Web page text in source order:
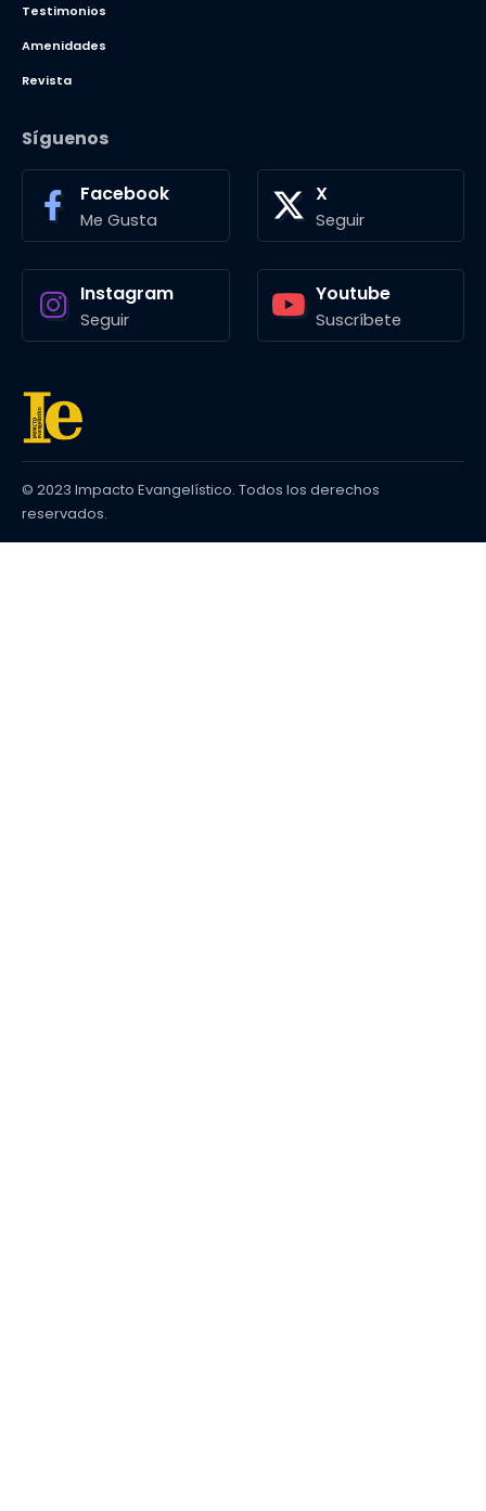
Testimonios
Amenidades
Revista
Síguenos
Facebook
Me Gusta
X
Seguir
Instagram
Seguir
Youtube
Suscríbete
© 2023 Impacto Evangelístico. Todos los derechos
reservados.